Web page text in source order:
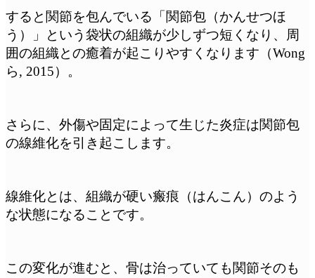
すると関節を包んでいる「関節包（かんせつほ
う）」という袋状の組織が少しずつ短くなり、周
囲の組織との癒着が起こりやすくなります（Wong
ら, 2015）。
さらに、外傷や固定によって生じた炎症は関節包
の線維化を引き起こします。
線維化とは、組織が硬い瘢痕（はんこん）のよう
な状態になることです。
この変化が進むと、骨は治っていても関節そのも